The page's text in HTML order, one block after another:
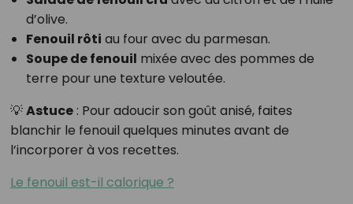
d’olive.
Fenouil rôti au four avec du parmesan.
Soupe de fenouil mixée avec des pommes de
terre pour une texture veloutée.
💡Astuce: Pour adoucir son goût anisé, faites
blanchir le fenouil quelques minutes avant de
l’incorporer à vos recettes.
Le fenouil est-il calorique ?